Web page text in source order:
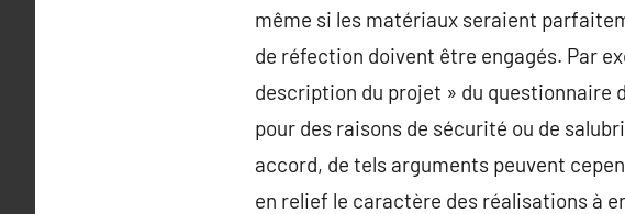
même si les matériaux seraient
de réfection doivent être engagés. Par
description du projet » du questionnaire
pour des raisons de sécurité ou de
accord, de tels arguments peuvent
en relief le caractère des réalisations à